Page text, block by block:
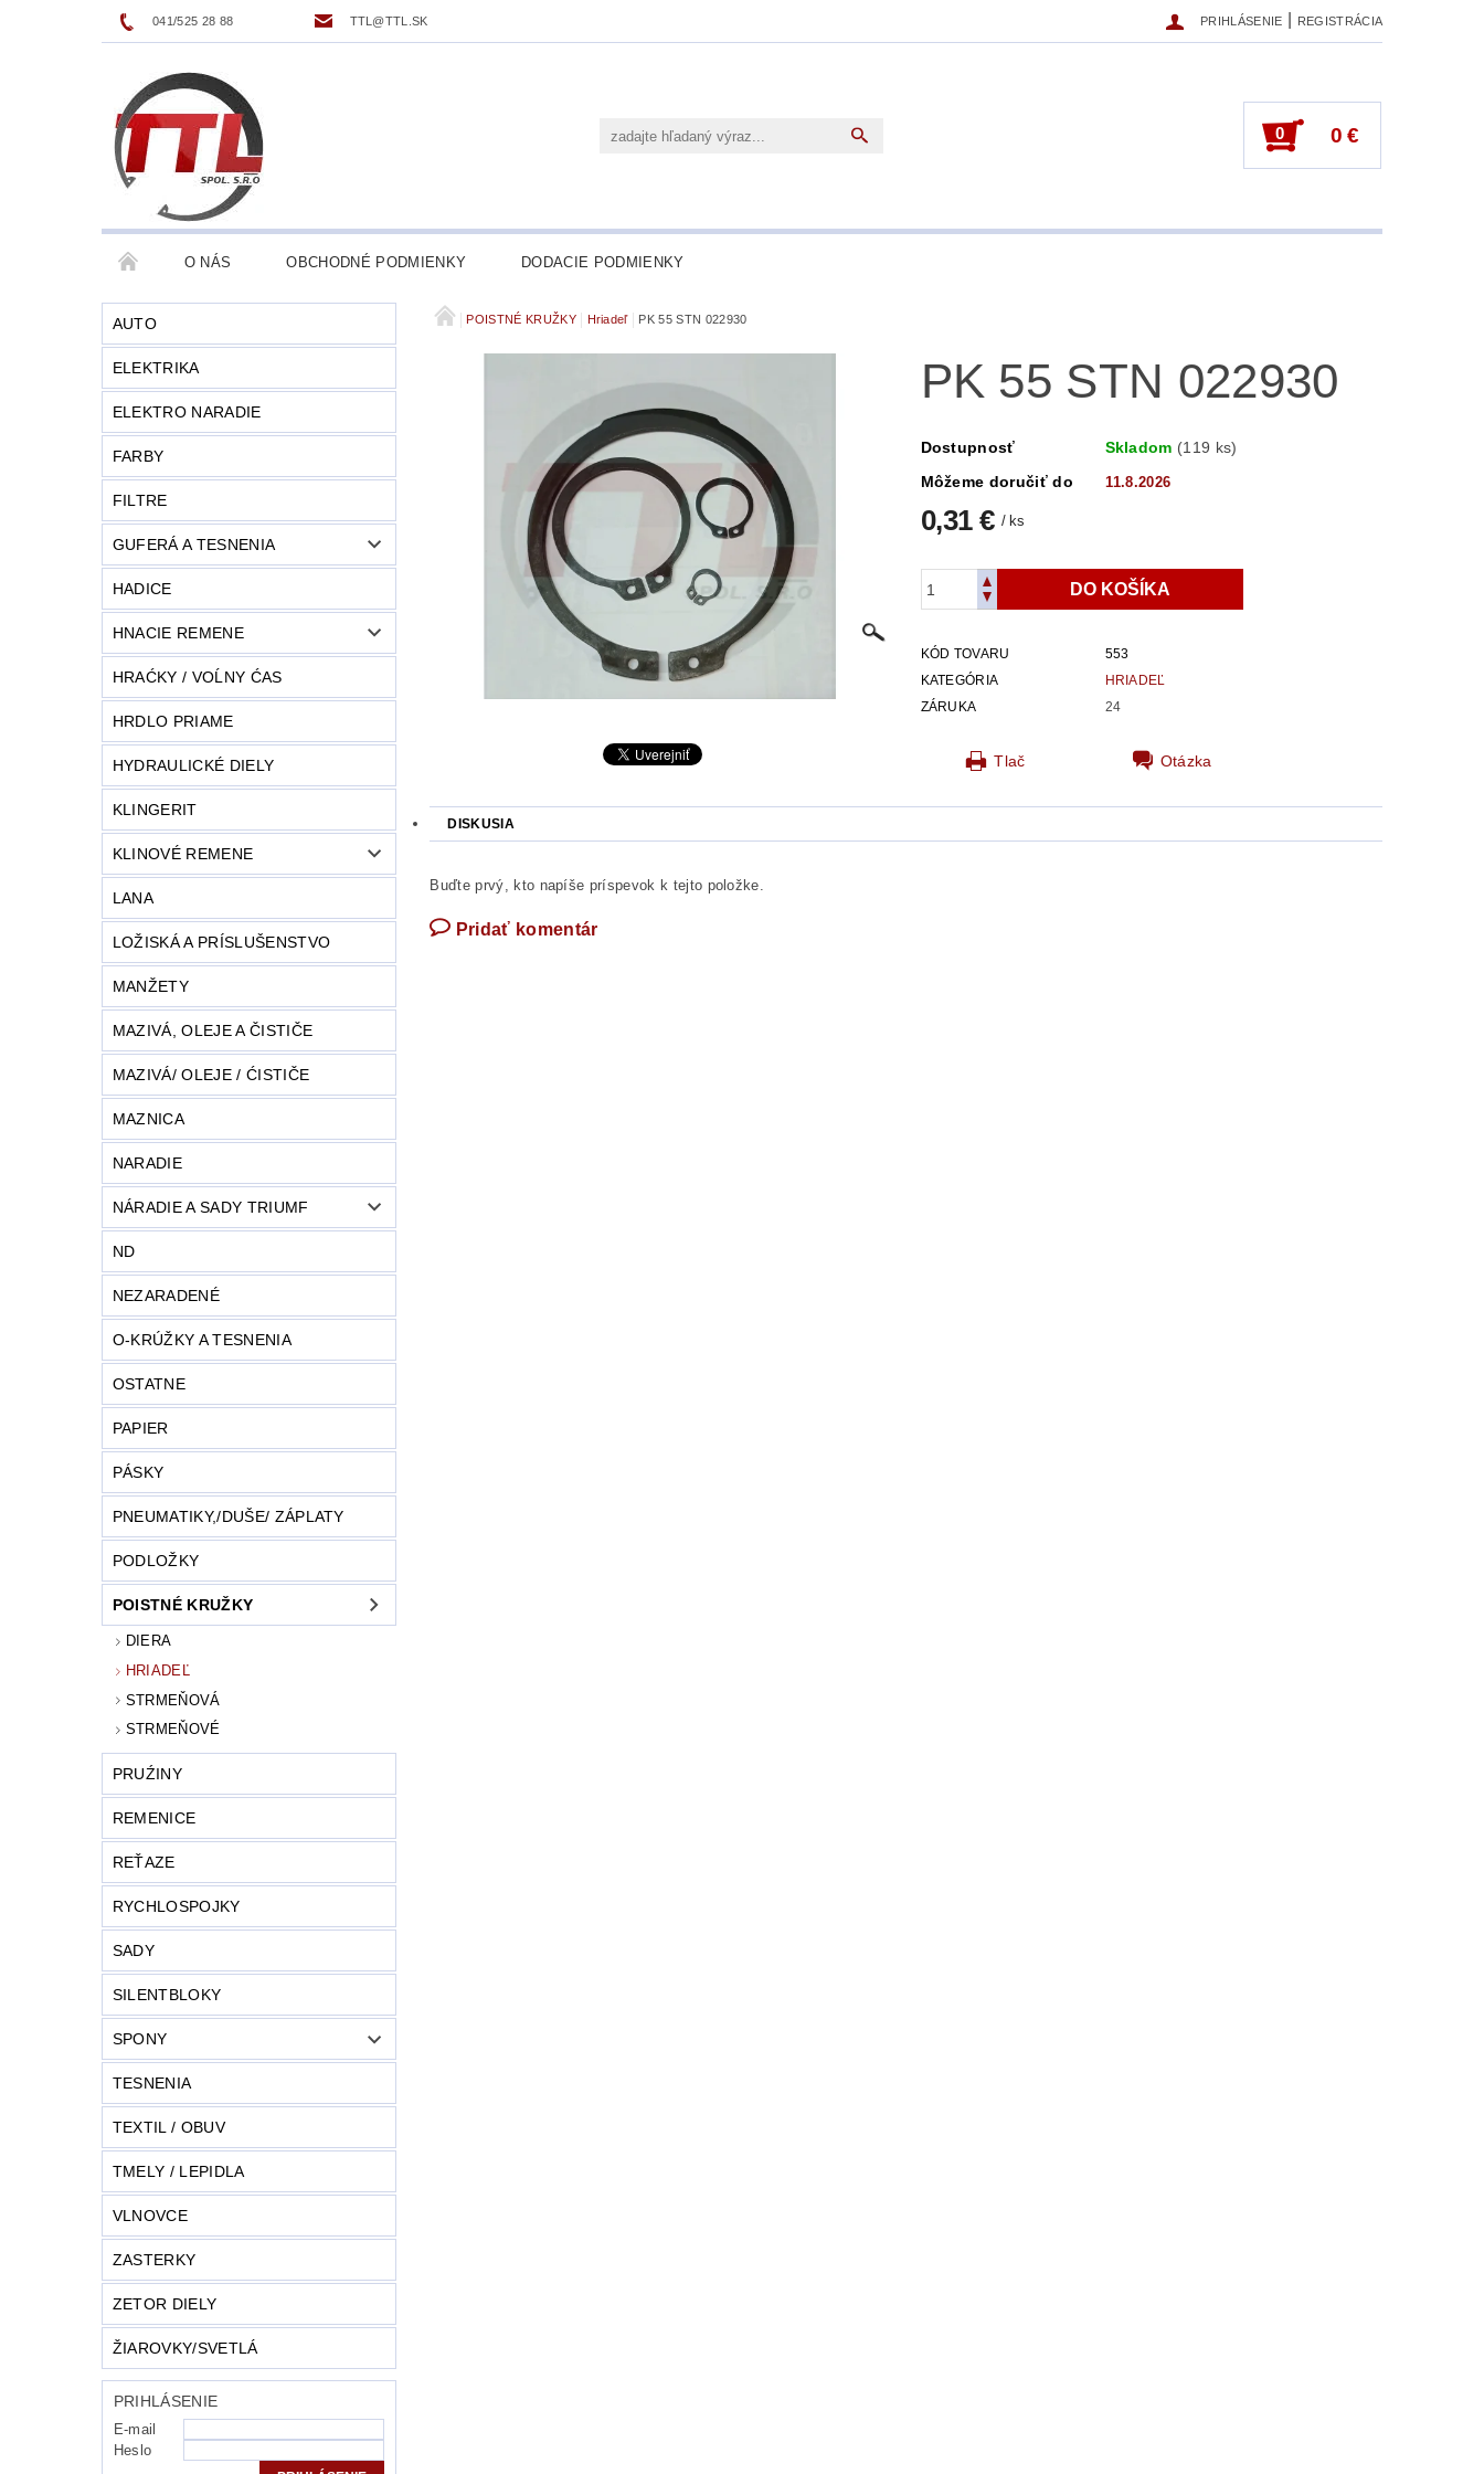
041/525 28 88 TTL@TTL.SK PRIHLÁSENIE REGISTRÁCIA
0 0 €
O NÁS OBCHODNÉ PODMIENKY DODACIE PODMIENKY
AUTO
ELEKTRIKA
ELEKTRO NARADIE
FARBY
FILTRE
GUFERÁ A TESNENIA
HADICE
HNACIE REMENE
HRAĆKY / VOĹNY ĆAS
HRDLO PRIAME
HYDRAULICKÉ DIELY
KLINGERIT
KLINOVÉ REMENE
LANA
LOŽISKÁ A PRÍSLUŠENSTVO
MANŽETY
MAZIVÁ, OLEJE A ČISTIČE
MAZIVÁ/ OLEJE / ĆISTIČE
MAZNICA
NARADIE
NÁRADIE A SADY TRIUMF
ND
NEZARADENÉ
O-KRÚŽKY A TESNENIA
OSTATNE
PAPIER
PÁSKY
PNEUMATIKY,/DUŠE/ ZÁPLATY
PODLOŽKY
POISTNÉ KRUŽKY
DIERA
HRIADEĽ
STRMEŇOVÁ
STRMEŇOVÉ
PRUŹINY
REMENICE
REŤAZE
RYCHLOSPOJKY
SADY
SILENTBLOKY
SPONY
TESNENIA
TEXTIL / OBUV
TMELY / LEPIDLA
VLNOVCE
ZASTERKY
ZETOR DIELY
ŽIAROVKY/SVETLÁ
PRIHLÁSENIE
E-mail
Heslo
POISTNÉ KRUŽKY Hriadeľ PK 55 STN 022930
PK 55 STN 022930
Dostupnosť Skladom (119 ks)
Môžeme doručiť do
11.8.2026
0,31 €/ ks
KÓD TOVARU
553
KATEGÓRIA
HRIADEĽ
ZÁRUKA
24
Tlač Otázka
DISKUSIA
Buďte prvý, kto napíše príspevok k tejto položke.
Pridať komentár